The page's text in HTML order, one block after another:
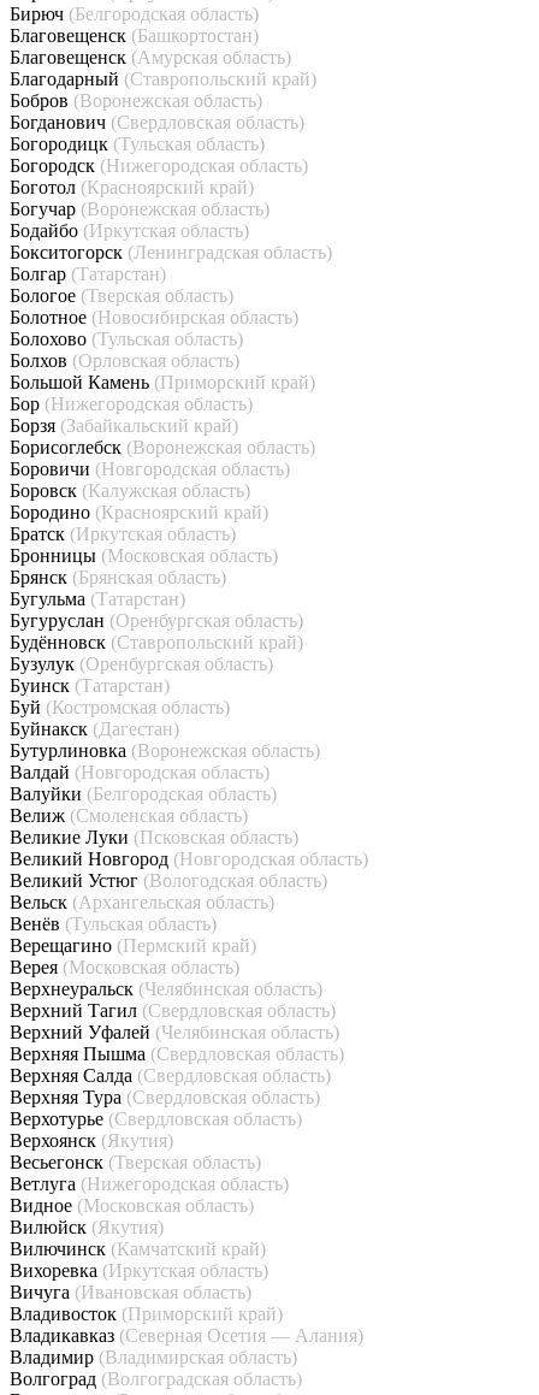
Бирюч (Белгородская область)
Благовещенск (Башкортостан)
Благовещенск (Амурская область)
Благодарный (Ставропольский край)
Бобров (Воронежская область)
Богданович (Свердловская область)
Богородицк (Тульская область)
Богородск (Нижегородская область)
Боготол (Красноярский край)
Богучар (Воронежская область)
Бодайбо (Иркутская область)
Бокситогорск (Ленинградская область)
Болгар (Татарстан)
Бологое (Тверская область)
Болотное (Новосибирская область)
Болохово (Тульская область)
Болхов (Орловская область)
Большой Камень (Приморский край)
Бор (Нижегородская область)
Борзя (Забайкальский край)
Борисоглебск (Воронежская область)
Боровичи (Новгородская область)
Боровск (Калужская область)
Бородино (Красноярский край)
Братск (Иркутская область)
Бронницы (Московская область)
Брянск (Брянская область)
Бугульма (Татарстан)
Бугуруслан (Оренбургская область)
Будённовск (Ставропольский край)
Бузулук (Оренбургская область)
Буинск (Татарстан)
Буй (Костромская область)
Буйнакск (Дагестан)
Бутурлиновка (Воронежская область)
Валдай (Новгородская область)
Валуйки (Белгородская область)
Велиж (Смоленская область)
Великие Луки (Псковская область)
Великий Новгород (Новгородская область)
Великий Устюг (Вологодская область)
Вельск (Архангельская область)
Венёв (Тульская область)
Верещагино (Пермский край)
Верея (Московская область)
Верхнеуральск (Челябинская область)
Верхний Тагил (Свердловская область)
Верхний Уфалей (Челябинская область)
Верхняя Пышма (Свердловская область)
Верхняя Салда (Свердловская область)
Верхняя Тура (Свердловская область)
Верхотурье (Свердловская область)
Верхоянск (Якутия)
Весьегонск (Тверская область)
Ветлуга (Нижегородская область)
Видное (Московская область)
Вилюйск (Якутия)
Вилючинск (Камчатский край)
Вихоревка (Иркутская область)
Вичуга (Ивановская область)
Владивосток (Приморский край)
Владикавказ (Северная Осетия — Алания)
Владимир (Владимирская область)
Волгоград (Волгоградская область)